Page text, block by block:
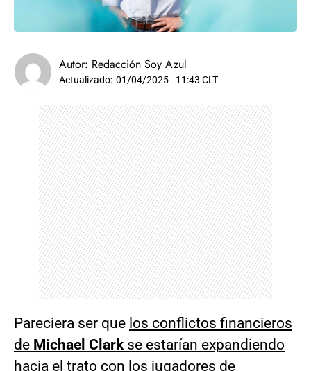
Autor: Redacción Soy Azul
Actualizado: 01/04/2025 - 11:43 CLT
Pareciera ser que los conflictos financieros
de Michael Clarkse estarían expandiendo
hacia el trato con los jugadores de